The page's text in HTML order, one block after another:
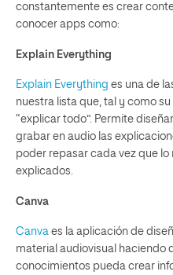
constantemente es crear
conocer apps como:
Explain Everything
Explain Everything es una de
nuestra lista que, tal y como
“explicar todo”. Permite
grabar en audio las
poder repasar cada vez que
explicados.
Canva
Canva es la aplicación de
material audiovisual haciendo
conocimientos pueda crear